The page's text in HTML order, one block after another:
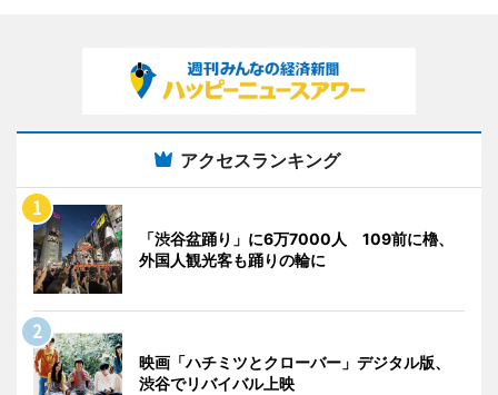
アクセスランキング
「渋谷盆踊り」に6万7000人 109前に櫓、
外国人観光客も踊りの輪に
映画「ハチミツとクローバー」デジタル版、
渋谷でリバイバル上映